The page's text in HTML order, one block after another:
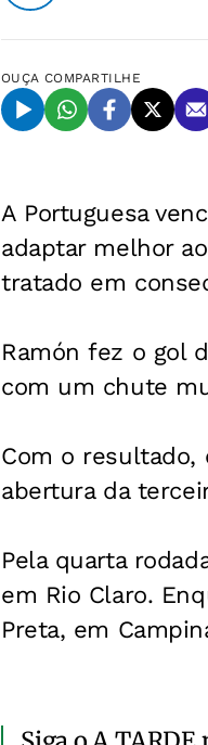
OUÇA COMPARTILHE
A Portuguesa
adaptar melhor
tratado em
Ramón fez o gol
com um chute
Com o resultado,
abertura da
Pela quarta
em Rio Claro.
Preta, em